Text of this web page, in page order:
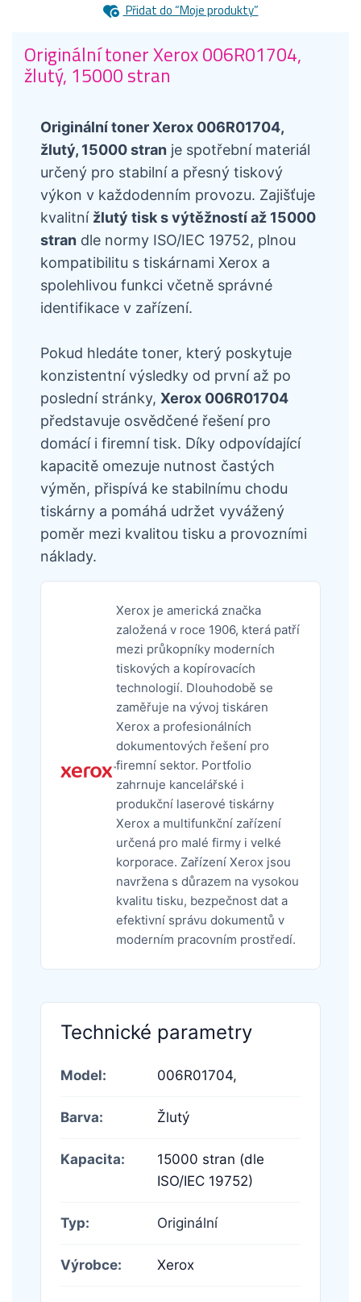
Přidat do “Moje produkty”
Originální toner Xerox 006R01704,
žlutý, 15000 stran
Originální toner Xerox 006R01704,
žlutý, 15000 stran je spotřební materiál
určený pro stabilní a přesný tiskový
výkon v každodenním provozu. Zajišťuje
kvalitní žlutý tisk s výtěžností až 15000
stran dle normy ISO/IEC 19752, plnou
kompatibilitu s tiskárnami Xerox a
spolehlivou funkci včetně správné
identifikace v zařízení.
Pokud hledáte toner, který poskytuje
konzistentní výsledky od první až po
poslední stránky, Xerox 006R01704
představuje osvědčené řešení pro
domácí i firemní tisk. Díky odpovídající
kapacitě omezuje nutnost častých
výměn, přispívá ke stabilnímu chodu
tiskárny a pomáhá udržet vyvážený
poměr mezi kvalitou tisku a provozními
náklady.
Xerox je americká značka
založená v roce 1906, která patří
mezi průkopníky moderních
tiskových a kopírovacích
technologií. Dlouhodobě se
zaměřuje na vývoj tiskáren
Xerox a profesionálních
dokumentových řešení pro
firemní sektor. Portfolio
zahrnuje kancelářské i
produkční laserové tiskárny
Xerox a multifunkční zařízení
určená pro malé firmy i velké
korporace. Zařízení Xerox jsou
navržena s důrazem na vysokou
kvalitu tisku, bezpečnost dat a
efektivní správu dokumentů v
moderním pracovním prostředí.
Technické parametry
Model: 006R01704,
Barva: Žlutý
Kapacita:
15000 stran (dle
ISO/IEC 19752)
Typ: Originální
Výrobce: Xerox